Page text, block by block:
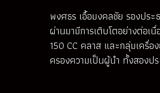
พงศธร เอื้อมงคลชัย รองปร
ผ่านมามีการเติบโตอย่างต่อ
150 CC คลาส และกลุ่มเครื่
ครองความเป็นผู้นำ ทั้งสองป